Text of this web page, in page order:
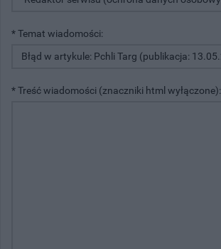
* Temat wiadomości:
* Treść wiadomości (znaczniki html wyłączone):